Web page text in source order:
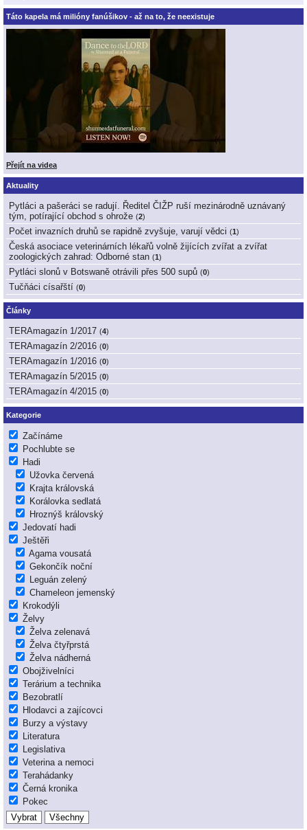
Táto kapela má milióny fanúšikov - až na to, že neexistuje
Přejít na videa
Aktuality
Pytláci a pašeráci se radují. Ředitel ČIŽP ruší mezinárodně uznávaný
tým, potírající obchod s ohrože (2)
Počet invazních druhů se rapidně zvyšuje, varují vědci (1)
Česká asociace veterinárních lékařů volně žijících zvířat a zvířat
zoologických zahrad: Odborné stan (1)
Pytláci slonů v Botswaně otrávili přes 500 supů (0)
Tučňáci císařští (0)
Články
TERAmagazín 1/2017 (4)
TERAmagazín 2/2016 (0)
TERAmagazín 1/2016 (0)
TERAmagazín 5/2015 (0)
TERAmagazín 4/2015 (0)
Kategorie
Začínáme
Pochlubte se
Hadi
Užovka červená
Krajta královská
Korálovka sedlatá
Hroznýš královský
Jedovatí hadi
Ještěři
Agama vousatá
Gekončík noční
Leguán zelený
Chameleon jemenský
Krokodýli
Želvy
Želva zelenavá
Želva čtyřprstá
Želva nádherná
Obojživelníci
Terárium a technika
Bezobratlí
Hlodavci a zajícovci
Burzy a výstavy
Literatura
Legislativa
Veterina a nemoci
Terahádanky
Černá kronika
Pokec